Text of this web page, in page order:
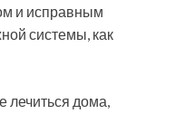
и исправным
системы, как
лечиться дома,